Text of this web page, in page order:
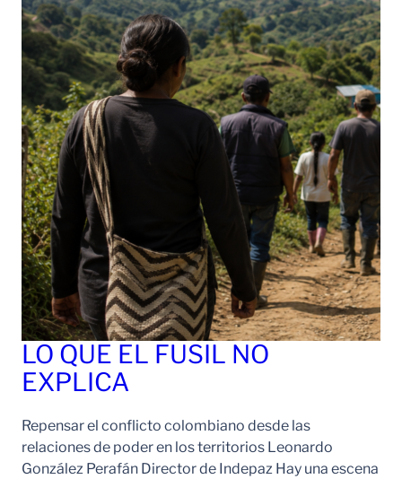
LO QUE EL FUSIL NO
EXPLICA
Repensar el conflicto colombiano desde las
relaciones de poder en los territorios Leonardo
González Perafán Director de Indepaz Hay una escena